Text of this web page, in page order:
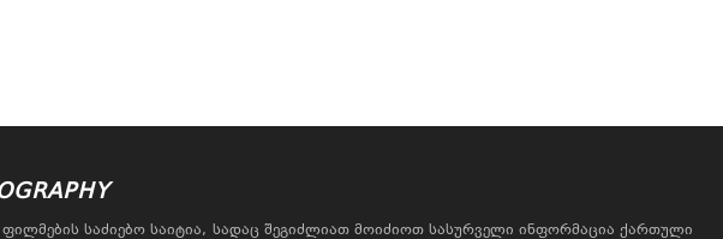
საძიებო საიტია, სადაც შეგიძლიათ მოიძიოთ სასურველი ინფორმაცია ქართული